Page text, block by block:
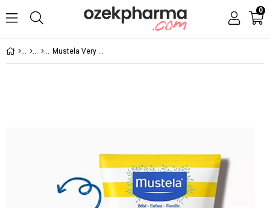
0
Mustela Very High Protection Sun Lotion SPF 50+ 100 ml